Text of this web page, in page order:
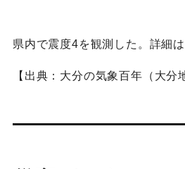
県内で震度4を観測した。詳細は
【出典：大分の気象百年（大分